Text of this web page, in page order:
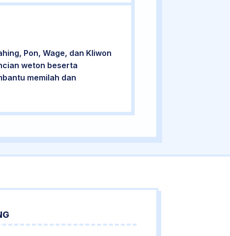
Pon, Wage, dan Kliwon
weton beserta
memilah dan